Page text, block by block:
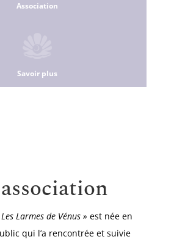
Association
Savoir plus
Larmes de Vénus » est née en
qui l’a rencontrée et suivie